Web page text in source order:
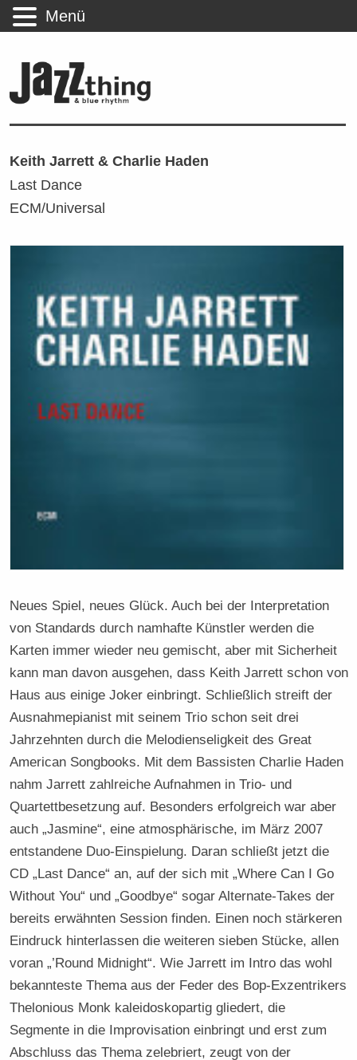
Keith Jarrett & Charlie Haden
Last Dance
ECM/Universal
Neues Spiel, neues Glück. Auch bei der Interpretation
von Standards durch namhafte Künstler werden die
Karten immer wieder neu gemischt, aber mit Sicherheit
kann man davon ausgehen, dass Keith Jarrett schon von
Haus aus einige Joker einbringt. Schließlich streift der
Ausnahmepianist mit seinem Trio schon seit drei
Jahrzehnten durch die Melodienseligkeit des Great
American Songbooks. Mit dem Bassisten Charlie Haden
nahm Jarrett zahlreiche Aufnahmen in Trio- und
Quartettbesetzung auf. Besonders erfolgreich war aber
auch „Jasmine“, eine atmosphärische, im März 2007
entstandene Duo-Einspielung. Daran schließt jetzt die
CD „Last Dance“ an, auf der sich mit „Where Can I Go
Without You“ und „Goodbye“ sogar Alternate-Takes der
bereits erwähnten Session finden. Einen noch stärkeren
Eindruck hinterlassen die weiteren sieben Stücke, allen
voran „’Round Midnight“. Wie Jarrett im Intro das wohl
bekannteste Thema aus der Feder des Bop-Exzentrikers
Thelonious Monk kaleidoskopartig gliedert, die
Segmente in die Improvisation einbringt und erst zum
Abschluss das Thema zelebriert, zeugt von der
Menü